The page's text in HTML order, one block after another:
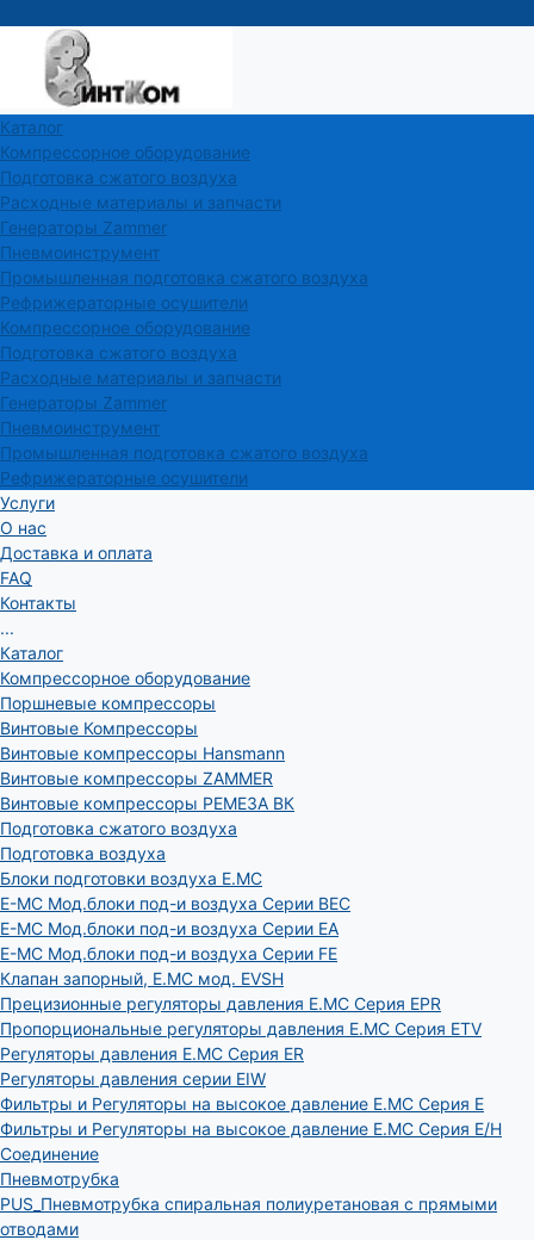
Каталог
Компрессорное оборудование
Подготовка сжатого воздуха
Расходные материалы и запчасти
Генераторы Zammer
Пневмоинструмент
Промышленная подготовка сжатого воздуха
Рефрижераторные осушители
Компрессорное оборудование
Подготовка сжатого воздуха
Расходные материалы и запчасти
Генераторы Zammer
Пневмоинструмент
Промышленная подготовка сжатого воздуха
Рефрижераторные осушители
Услуги
О нас
Доставка и оплата
FAQ
Контакты
...
Каталог
Компрессорное оборудование
Поршневые компрессоры
Винтовые Компрессоры
Винтовые компрессоры Hansmann
Винтовые компрессоры ZAMMER
Винтовые компрессоры РЕМЕЗА ВК
Подготовка сжатого воздуха
Подготовка воздуха
Блоки подготовки воздуха E.MC
E-MC Мод.блоки под-и воздуха Серии BEC
E-MC Мод.блоки под-и воздуха Серии EA
E-MC Мод.блоки под-и воздуха Серии FE
Клапан запорный, E.MC мод. EVSH
Прецизионные регуляторы давления E.MC Серия EPR
Пропорциональные регуляторы давления E.MC Серия ETV
Регуляторы давления E.MC Серия ER
Регуляторы давления серии EIW
Фильтры и Регуляторы на высокое давление E.MC Серия E
Фильтры и Регуляторы на высокое давление E.MC Серия E/H
Соединение
Пневмотрубка
PUS_Пневмотрубка спиральная полиуретановая с прямыми
отводами